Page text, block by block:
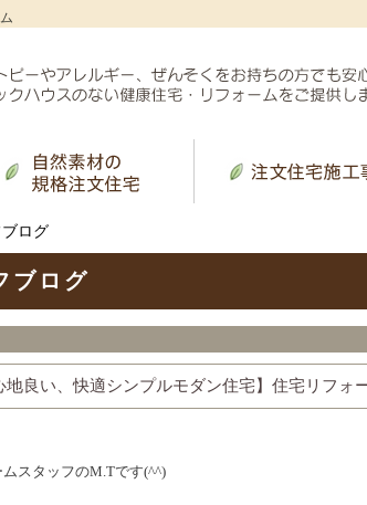
ブログ
ブログ
地良い、快適シンプルモダン住宅】住宅リ
ムスタッフのM.Tです(^^)